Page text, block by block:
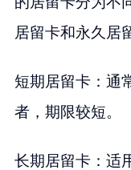
居留卡和永久居
短期居留卡：通
者，期限较短。
长期居留卡：适